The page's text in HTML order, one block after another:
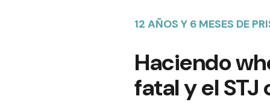
12 AÑOS Y 6 MESES DE
Haciendo
fatal y el